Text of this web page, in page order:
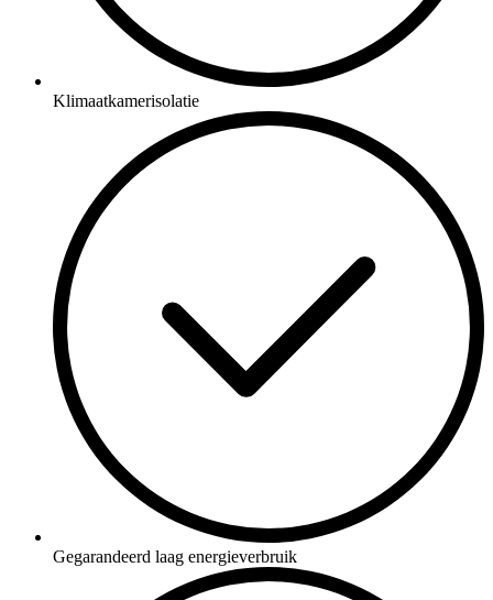
Klimaatkamerisolatie
Gegarandeerd laag energieverbruik